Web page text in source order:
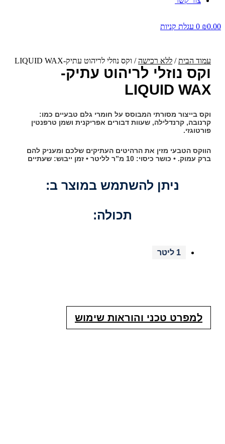
₪0.00
0 עגלת קניות
עמוד הבית/ ללא רכישה/ וקס נוזלי לריהוט עתיק-LIQUID WAX
וקס נוזלי לריהוט עתיק-
LIQUID WAX
וקס בייצור מסורתי המבוסס על חומרי גלם טבעיים כמו:
קרנובה, קרנדלילה, שעוות דבורים אפריקנית ושמן טרפנטין
פורטוגזי.
הווקס הטבעי מזין את הרהיטים העתיקים שלכם ומעניק להם
ברק עמוק. • כושר כיסוי: 10 מ”ר לליטר • זמן ייבוש: שעתיים
ניתן להשתמש במוצר ב:
תכולה:
1 ליטר
למפרט טכני והוראות שימוש